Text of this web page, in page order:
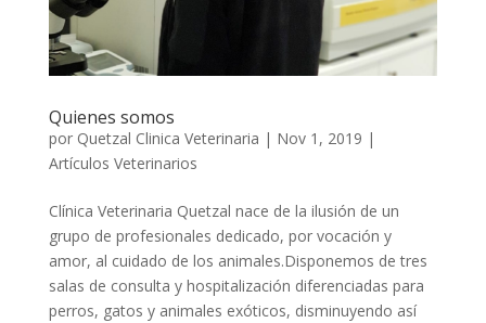
Quienes somos
por Quetzal Clinica Veterinaria | Nov 1, 2019 |
Artículos Veterinarios
Clínica Veterinaria Quetzal nace de la ilusión de un
grupo de profesionales dedicado, por vocación y
amor, al cuidado de los animales.Disponemos de tres
salas de consulta y hospitalización diferenciadas para
perros, gatos y animales exóticos, disminuyendo así